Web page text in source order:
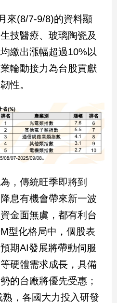
來(8/7-9/8)的資料顯
技醫療、玻璃陶瓷及
繳出漲幅超過10%以
輪動接力為台股貢獻
性。
，傳統旺季即將到
息有機會帶來新一波
金面無虞，都有利台
型化格局中，個股表
期AI發展將帶動伺服
硬體需求成長，具備
的台廠將優先受惠；
，各國大力投入研發